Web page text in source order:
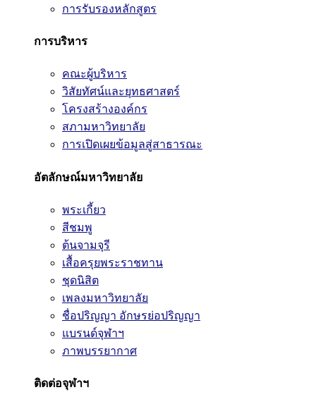
การรับรองหลักสูตร
การบริหาร
คณะผู้บริหาร
วิสัยทัศน์และยุทธศาสตร์
โครงสร้างองค์กร
สภามหาวิทยาลัย
การเปิดเผยข้อมูลสู่สาธารณะ
อัตลักษณ์มหาวิทยาลัย
พระเกี้ยว
สีชมพู
ต้นจามจุรี
เสื้อครุยพระราชทาน
ชุดนิสิต
เพลงมหาวิทยาลัย
ชื่อปริญญา อักษรย่อปริญญา
แบรนด์จุฬาฯ
ภาพบรรยากาศ
ติดต่อจุฬาฯ